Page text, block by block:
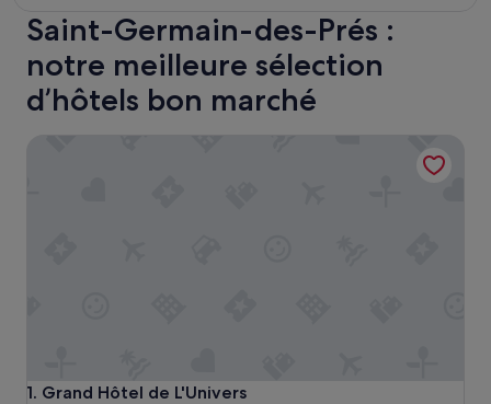
Saint-Germain-des-Prés :
notre meilleure sélection
d’hôtels bon marché
1. Grand Hôtel de L'Univers
Grand Hôtel de L'Univers